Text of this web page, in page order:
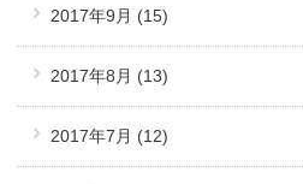
2017年9月 (15)
2017年8月 (13)
2017年7月 (12)